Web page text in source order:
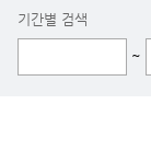
기간별 검색
~